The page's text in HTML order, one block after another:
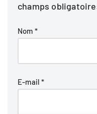
champs
Nom *
E-mail*